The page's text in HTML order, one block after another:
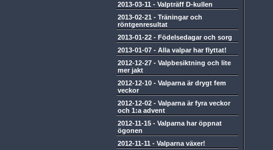
2013-03-11 - Valpträff D-kullen
2013-02-21 - Träningar och
röntgenresultat
2013-01-22 - Födelsedagar och sorg
2013-01-07 - Alla valpar har flyttat!
2012-12-27 - Valpbesiktning och lite
mer jakt
2012-12-10 - Valparna är drygt fem
veckor
2012-12-02 - Valparna är fyra veckor
och 1:a advent
2012-11-15 - Valparna har öppnat
ögonen
2012-11-11 - Valparna växer!